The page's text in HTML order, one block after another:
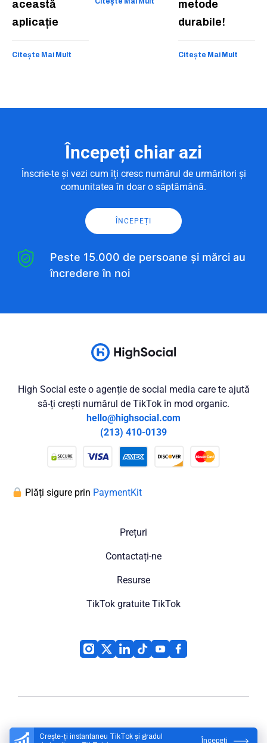
Crește-ți instantaneu TikTok și gradul
Începeți
această
aplicație
Citește Mai Mult
metode
durabile!
Citește Mai Mult
Începeți chiar azi
Înscrie-te și vezi cum îți cresc numărul de urmăritori și
comunitatea în doar o săptămână.
ÎNCEPEȚI
Peste 15.000 de persoane și mărci au
încredere în noi
High Social este o agenție de social media care te ajută
să-ți crești numărul de TikTok în mod organic.
hello@highsocial.com
(213) 410-0139
Plăți sigure prin PaymentKit
Prețuri
Contactați-ne
Resurse
TikTok gratuite TikTok
High Social © 2026